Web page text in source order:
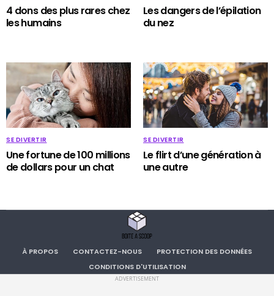
4 dons des plus rares chez
les humains
Les dangers de l’épilation
du nez
SE DIVERTIR
Une fortune de 100 millions
de dollars pour un chat
SE DIVERTIR
Le flirt d’une génération à
une autre
À PROPOS CONTACTEZ-NOUS
PROTECTION DES DONNÉES
CONDITIONS D'UTILISATION
ADVERTISEMENT